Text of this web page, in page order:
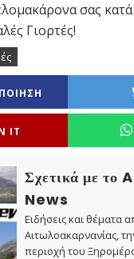
σας
Γιορτές!
IT
Σχετικά με
News
Ειδήσεις και θέματα
Αιτωλοακαρνανίας,
περιοχή του